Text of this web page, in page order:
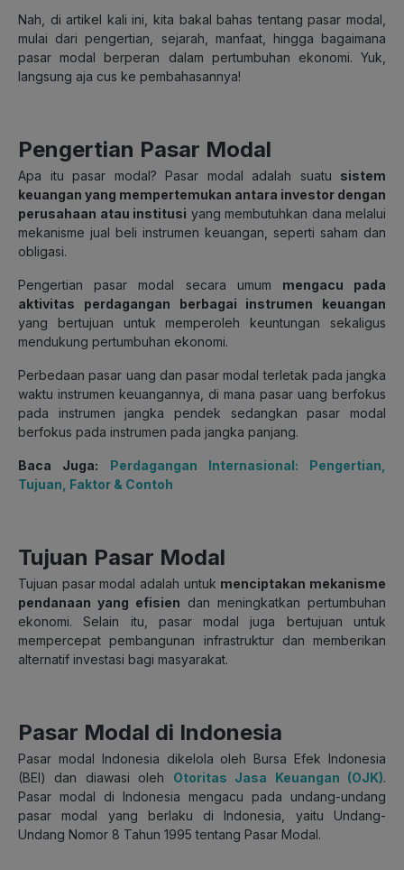
Nah, di artikel kali ini, kita bakal bahas tentang pasar modal,
mulai dari pengertian, sejarah, manfaat, hingga bagaimana
pasar modal berperan dalam pertumbuhan ekonomi. Yuk,
langsung aja cus ke pembahasannya!
Pengertian Pasar Modal
Apa itu pasar modal? Pasar modal adalah suatu sistem
keuangan yang mempertemukan antara investor dengan
perusahaan atau institusi yang membutuhkan dana melalui
mekanisme jual beli instrumen keuangan, seperti saham dan
obligasi.
Pengertian pasar modal secara umum mengacu pada
aktivitas perdagangan berbagai instrumen keuangan
yang bertujuan untuk memperoleh keuntungan sekaligus
mendukung pertumbuhan ekonomi.
Perbedaan pasar uang dan pasar modal terletak pada jangka
waktu instrumen keuangannya, di mana pasar uang berfokus
pada instrumen jangka pendek sedangkan pasar modal
berfokus pada instrumen pada jangka panjang.
Baca Juga: Perdagangan Internasional: Pengertian,
Tujuan, Faktor & Contoh
Tujuan Pasar Modal
Tujuan pasar modal adalah untuk menciptakan mekanisme
pendanaan yang efisien dan meningkatkan pertumbuhan
ekonomi. Selain itu, pasar modal juga bertujuan untuk
mempercepat pembangunan infrastruktur dan memberikan
alternatif investasi bagi masyarakat.
Pasar Modal di Indonesia
Pasar modal Indonesia dikelola oleh Bursa Efek Indonesia
(BEI) dan diawasi oleh Otoritas Jasa Keuangan (OJK).
Pasar modal di Indonesia mengacu pada undang-undang
pasar modal yang berlaku di Indonesia, yaitu Undang-
Undang Nomor 8 Tahun 1995 tentang Pasar Modal.